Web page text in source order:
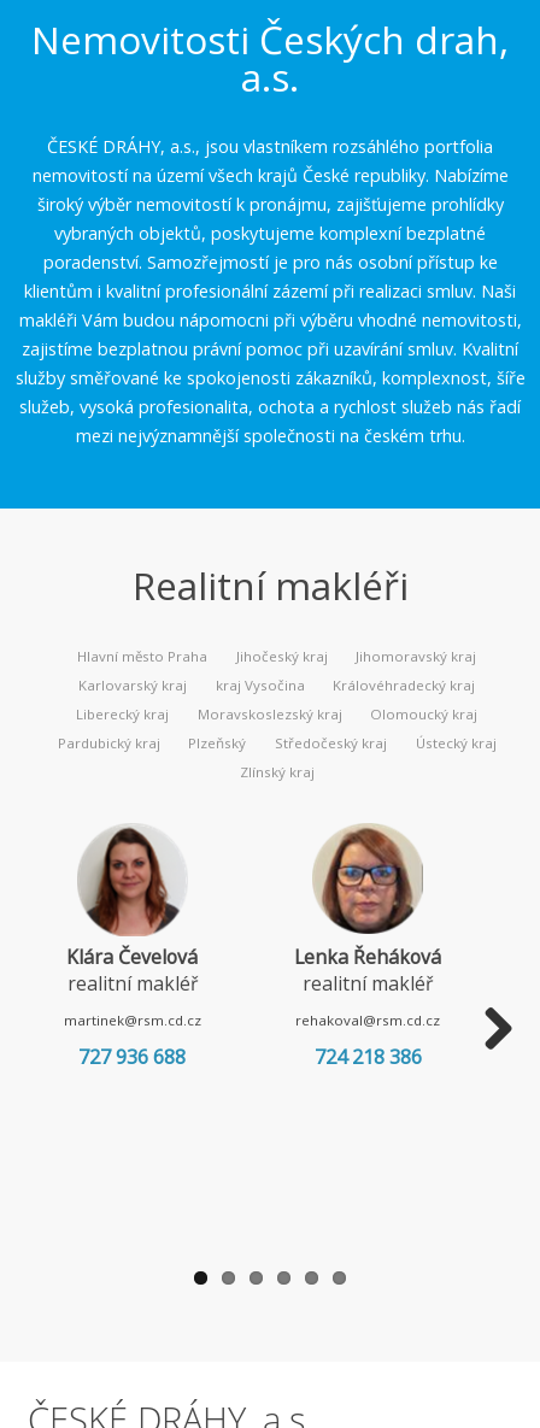
Nemovitosti Českých drah,
a.s.
ČESKÉ DRÁHY, a.s., jsou vlastníkem rozsáhlého portfolia
nemovitostí na území všech krajů České republiky. Nabízíme
široký výběr nemovitostí k pronájmu, zajišťujeme prohlídky
vybraných objektů, poskytujeme komplexní bezplatné
poradenství. Samozřejmostí je pro nás osobní přístup ke
klientům i kvalitní profesionální zázemí při realizaci smluv. Naši
makléři Vám budou nápomocni při výběru vhodné nemovitosti,
zajistíme bezplatnou právní pomoc při uzavírání smluv. Kvalitní
služby směřované ke spokojenosti zákazníků, komplexnost, šíře
služeb, vysoká profesionalita, ochota a rychlost služeb nás řadí
mezi nejvýznamnější společnosti na českém trhu.
Realitní makléři
Hlavní město Praha Jihočeský kraj
Jihomoravský kraj
Karlovarský kraj
kraj Vysočina
Královéhradecký kraj
Liberecký kraj
Moravskoslezský kraj
Olomoucký kraj
Pardubický kraj
Plzeňský Středočeský kraj
Ústecký kraj
Zlínský kraj
Klára Čevelová
realitní makléř
martinek@rsm.cd.cz
727 936 688
Lenka Řeháková
realitní makléř
rehakoval@rsm.cd.cz
724 218 386